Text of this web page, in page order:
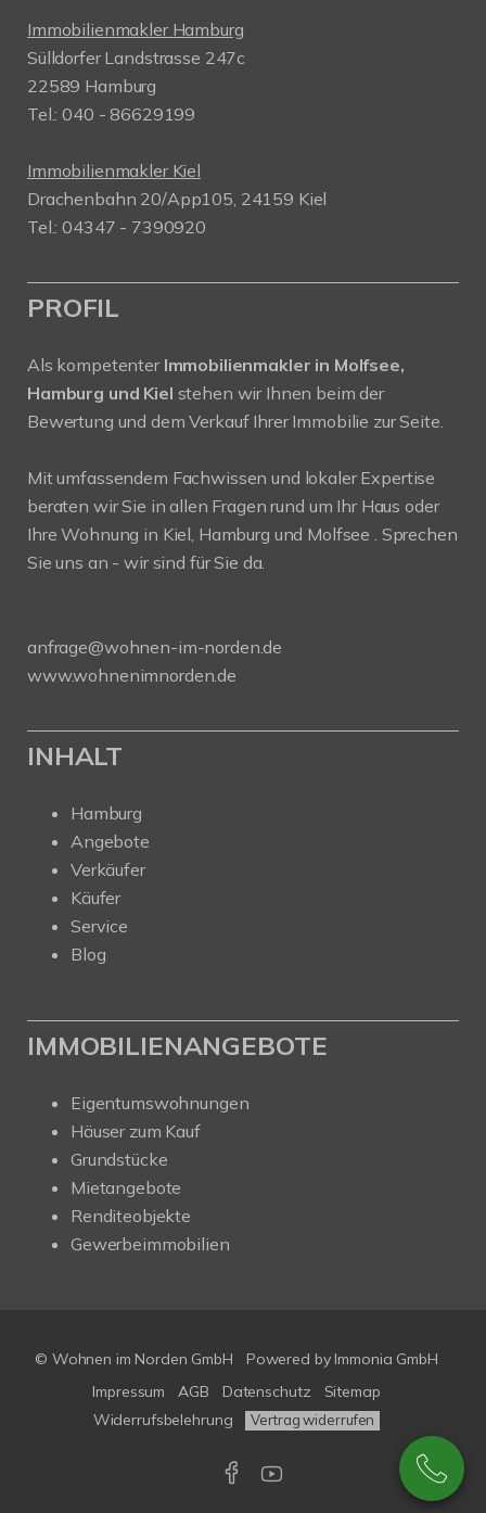
Immobilienmakler Hamburg
Sülldorfer Landstrasse 247c
22589 Hamburg
Tel.: 040 - 86629199
Immobilienmakler Kiel
Drachenbahn 20/App105, 24159 Kiel
Tel.: 04347 - 7390920
PROFIL
Als kompetenter Immobilienmakler in Molfsee,
Hamburg und Kiel stehen wir Ihnen beim der
Bewertung und dem Verkauf Ihrer Immobilie zur Seite.
Mit umfassendem Fachwissen und lokaler Expertise
beraten wir Sie in allen Fragen rund um Ihr Haus oder
Ihre Wohnung in Kiel, Hamburg und Molfsee . Sprechen
Sie uns an - wir sind für Sie da.
anfrage@wohnen-im-norden.de
www.wohnenimnorden.de
INHALT
Hamburg
Angebote
Verkäufer
Käufer
Service
Blog
IMMOBILIENANGEBOTE
Eigentumswohnungen
Häuser zum Kauf
Grundstücke
Mietangebote
Renditeobjekte
Gewerbeimmobilien
© Wohnen im Norden GmbH Powered by Immonia GmbH
Impressum
AGB Datenschutz
Sitemap
Widerrufsbelehrung
Vertrag widerrufen